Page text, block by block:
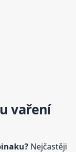
vaření
Nejčastěji